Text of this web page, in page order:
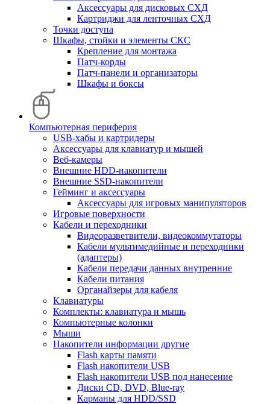
Аксессуары для дисковых СХД
Картриджи для ленточных СХД
Точки доступа
Шкафы, стойки и элементы СКС
Крепление для монтажа
Патч-корды
Патч-панели и организаторы
Шкафы и боксы
Компьютерная периферия
USB-хабы и картридеры
Аксессуары для клавиатур и мышей
Веб-камеры
Внешние HDD-накопители
Внешние SSD-накопители
Гейминг и аксессуары
Аксессуары для игровых манипуляторов
Игровые поверхности
Кабели и переходники
Видеоразветвители, видеокоммутаторы
Кабели мультимедийные и переходники
(адаптеры)
Кабели передачи данных внутренние
Кабели питания
Органайзеры для кабеля
Клавиатуры
Комплекты: клавиатура и мышь
Компьютерные колонки
Мыши
Накопители информации другие
Flash карты памяти
Flash накопители USB
Flash накопители USB под нанесение
Диски CD, DVD, Blue-ray
Карманы для HDD/SSD